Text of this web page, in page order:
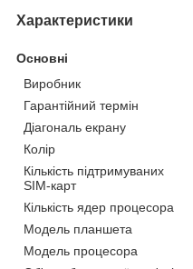
Характеристики
Основні
Виробник
Гарантійний термін
Діагональ екрану
Колір
Кількість підтримуваних
SIM-карт
Кількість ядер процесора
Модель планшета
Модель процесора